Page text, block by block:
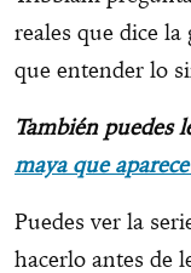
reales que dice
que entender lo
También puedes
maya que
Puedes ver la
hacerlo antes de